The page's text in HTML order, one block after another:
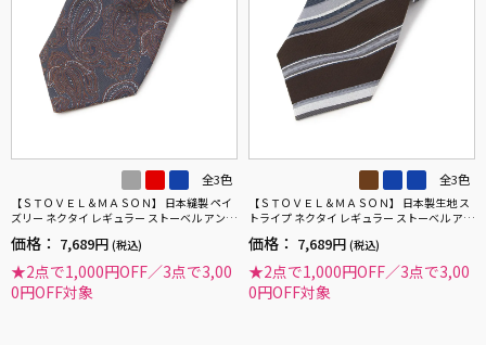
全3色
【ＳＴＯＶＥＬ＆ＭＡＳＯＮ】 日本縫製 ペイ
ズリー ネクタイ レギュラー ストーベル アンド
価格： 7,689円 (税込)
★2点で1,000円OFF／3点で3,00
0円OFF対象
全3色
【ＳＴＯＶＥＬ＆ＭＡＳＯＮ】 日本製生地 ス
トライプ ネクタイ レギュラー ストーベル アン
価格： 7,689円 (税込)
★2点で1,000円OFF／3点で3,00
0円OFF対象